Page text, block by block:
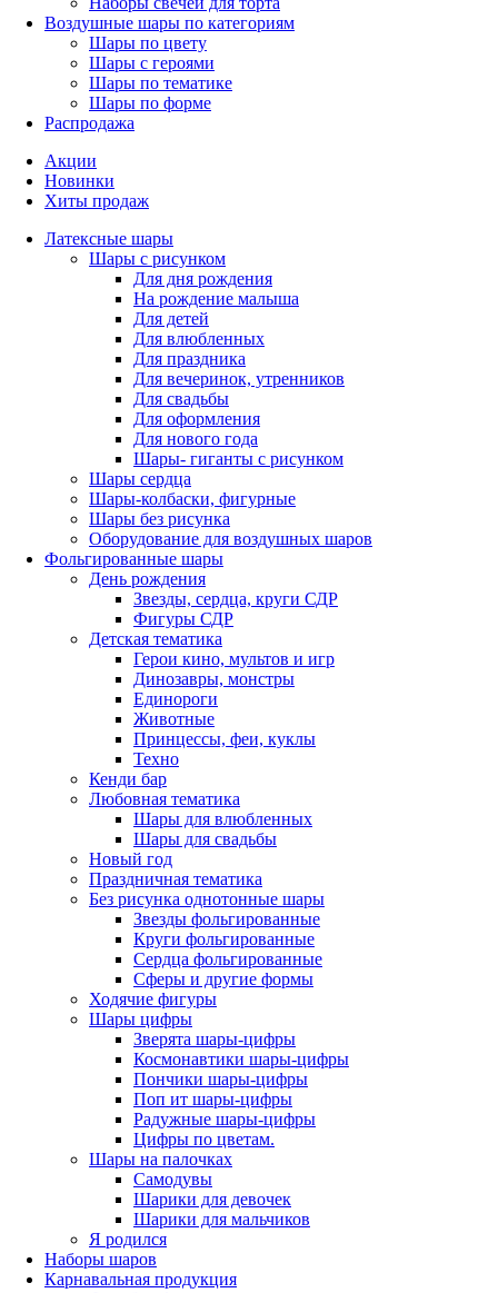
Воздушные шары по категориям
Шары по цвету
Шары с героями
Шары по тематике
Шары по форме
Распродажа
Акции
Новинки
Хиты продаж
Латексные шары
Шары с рисунком
Для дня рождения
На рождение малыша
Для детей
Для влюбленных
Для праздника
Для вечеринок, утренников
Для свадьбы
Для оформления
Для нового года
Шары- гиганты с рисунком
Шары сердца
Шары-колбаски, фигурные
Шары без рисунка
Оборудование для воздушных шаров
Фольгированные шары
День рождения
Звезды, сердца, круги СДР
Фигуры СДР
Детская тематика
Герои кино, мультов и игр
Динозавры, монстры
Единороги
Животные
Принцессы, феи, куклы
Техно
Кенди бар
Любовная тематика
Шары для влюбленных
Шары для свадьбы
Новый год
Праздничная тематика
Без рисунка однотонные шары
Звезды фольгированные
Круги фольгированные
Сердца фольгированные
Сферы и другие формы
Ходячие фигуры
Шары цифры
Зверята шары-цифры
Космонавтики шары-цифры
Пончики шары-цифры
Поп ит шары-цифры
Радужные шары-цифры
Цифры по цветам.
Шары на палочках
Самодувы
Шарики для девочек
Шарики для мальчиков
Я родился
Наборы шаров
Карнавальная продукция